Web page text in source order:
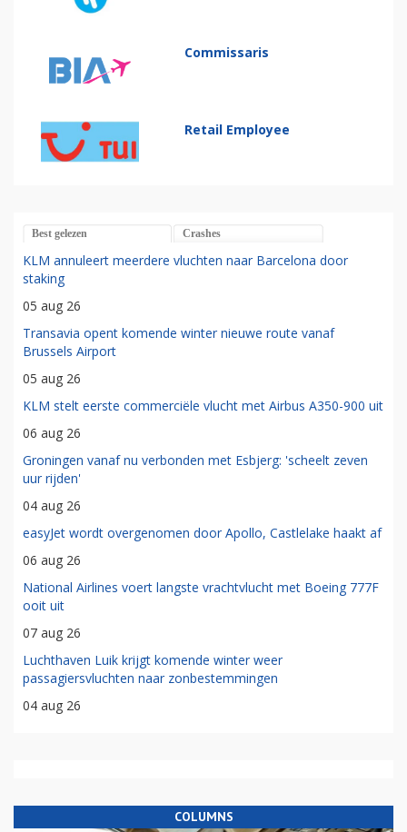
Commissaris
Retail Employee
Best gelezen Crashes
KLM annuleert meerdere vluchten naar Barcelona door
staking
05 aug 26
Transavia opent komende winter nieuwe route vanaf
Brussels Airport
05 aug 26
KLM stelt eerste commerciële vlucht met Airbus A350-900 uit
06 aug 26
Groningen vanaf nu verbonden met Esbjerg: 'scheelt zeven
uur rijden'
04 aug 26
easyJet wordt overgenomen door Apollo, Castlelake haakt af
06 aug 26
National Airlines voert langste vrachtvlucht met Boeing 777F
ooit uit
07 aug 26
Luchthaven Luik krijgt komende winter weer
passagiersvluchten naar zonbestemmingen
04 aug 26
COLUMNS